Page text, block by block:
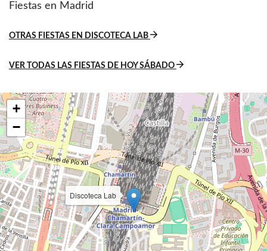
Fiestas en Madrid
OTRAS FIESTAS EN DISCOTECA LAB
VER TODAS LAS FIESTAS DE HOY SÁBADO